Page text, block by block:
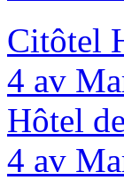
Citôtel
4 av
Hôtel
4 av